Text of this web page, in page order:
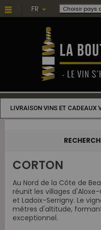
FR Choisir pays
LIVRAISON VINS ET CADEAUX
CORTON
Au Nord de la Côte de
réunit les villages
et Ladoix-Serrigny. Le
mètres d'altitude,
exceptionnel.
Choisissez une valeur...